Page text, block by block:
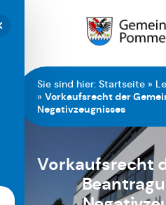
Sie sind hier: Startseite »
» Vorkaufsrecht der
Negativzeugnisses
Vorkaufsrecht